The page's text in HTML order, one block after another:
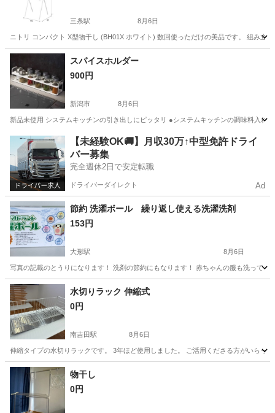
三条駅 8月6日
ニトリ コンパクト X型物干し (BH01X ホワイト) 数回使っただけの美品です。 組み
新潟 三条市 三条駅 洗濯用品
スパイスホルダー
900円
新潟市 8月6日
新品未使用 システムキッチンの引き出しにピッタリ ●システムキッチンの調味料入
新潟 新潟市 調理器具 システムキッチン
【未経験OK🚚】月収30万↑中型免許ドライ
バー募集
完全週休2日で安定転職
ドライバーダイレクト Ad
節約 洗濯ボール 繰り返し使える洗濯洗剤
153円
大形駅 8月6日
写真の記載のとうりになります！ 洗剤の節約にもなります！ 赤ちゃんの服も洗っても
新潟 新潟市 大形駅 洗濯用品
水切りラック 伸縮式
0円
南吉田駅 8月6日
伸縮タイプの水切りラックです。 3年ほど使用しました。 ご活用くださる方がいらっ
新潟 燕市 南吉田駅
物干し
0円